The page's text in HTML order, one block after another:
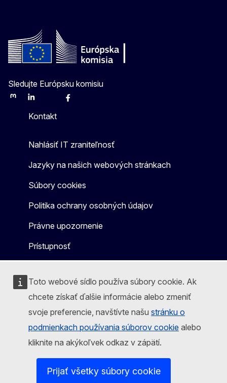
Toto webové sídlo používa súbory cookie. Ak
chcete získať ďalšie informácie alebo zmeniť
svoje preferencie, navštívte našu stránku o
podmienkach používania súborov cookie alebo
kliknite na akýkoľvek odkaz v zápätí.
Prijať všetky súbory cookie
Sledujte Európsku komisiu
MastodonLinkedInBlueskyFacebook
Kontakt
Nahlásiť IT zraniteľnosť
Jazyky na našich webových stránkach
Súbory cookies
Politika ochrany osobných údajov
Právne upozornenie
Prístupnosť